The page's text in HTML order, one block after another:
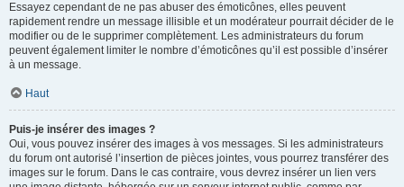
Essayez cependant de ne pas abuser des émoticônes, elles peuvent
rapidement rendre un message illisible et un modérateur pourrait décider de le
modifier ou de le supprimer complètement. Les administrateurs du forum
peuvent également limiter le nombre d’émoticônes qu’il est possible d’insérer
à un message.
Haut
Puis-je insérer des images ?
Oui, vous pouvez insérer des images à vos messages. Si les administrateurs
du forum ont autorisé l’insertion de pièces jointes, vous pourrez transférer des
images sur le forum. Dans le cas contraire, vous devrez insérer un lien vers